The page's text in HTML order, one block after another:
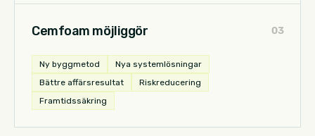
Cemfoam möjliggör 03
Ny byggmetod
Nya systemlösningar
Bättre affärsresultat
Riskreducering
Framtidssäkring